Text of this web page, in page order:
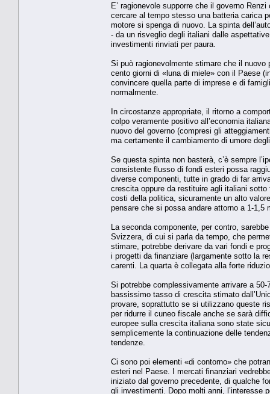
E’ ragionevole supporre che il governo
cercare al tempo stesso una batteria carica
motore si spenga di nuovo. La spinta
- da un risveglio degli italiani dalle
investimenti rinviati per paura.
Si può ragionevolmente stimare che il
cento giorni di «luna di miele» con il Paese
convincere quella parte di imprese e di
normalmente.
In circostanze appropriate, il ritorno a
colpo veramente positivo all’economia
nuovo del governo (compresi gli
ma certamente il cambiamento di umore
Se questa spinta non basterà, c’è sempre
consistente flusso di fondi esteri possa
diverse componenti, tutte in grado di far
crescita oppure da restituire agli italiani
costi della politica, sicuramente un alto
pensare che si possa andare attorno a 1-1,5
La seconda componente, per contro,
Svizzera, di cui si parla da tempo, che
stimare, potrebbe derivare da vari fondi e
i progetti da finanziare (largamente sotto la
carenti. La quarta è collegata alla forte
Si potrebbe complessivamente arrivare a
bassissimo tasso di crescita stimato
provare, soprattutto se si utilizzano queste
per ridurre il cuneo fiscale anche se sarà
europee sulla crescita italiana sono state
semplicemente la continuazione delle
tendenze.
Ci sono poi elementi «di contorno» che
esteri nel Paese. I mercati finanziari
iniziato dal governo precedente, di qualche
gli investimenti. Dopo molti anni, l’interesse